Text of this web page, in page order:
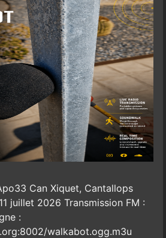
Can Xiquet, Cantallops
juillet 2026 Transmission FM :
:
walkabot.ogg.m3u